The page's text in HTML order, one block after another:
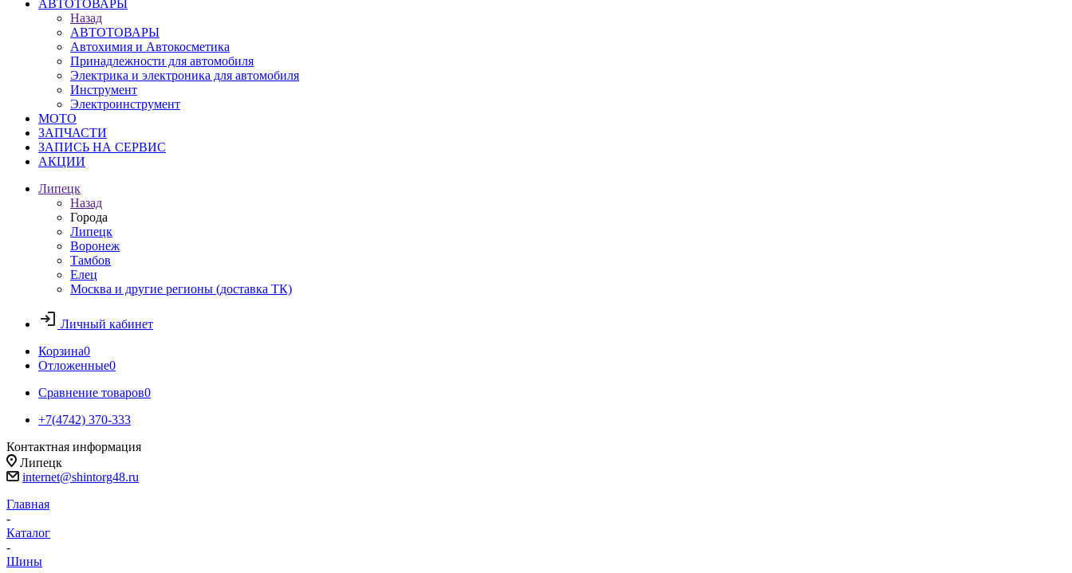
АВТОТОВАРЫ
Назад
АВТОТОВАРЫ
Автохимия и Автокосметика
Принадлежности для автомобиля
Электрика и электроника для автомобиля
Инструмент
Электроинструмент
МОТО
ЗАПЧАСТИ
ЗАПИСЬ НА СЕРВИС
АКЦИИ
Липецк
Назад
Города
Липецк
Воронеж
Тамбов
Елец
Москва и другие регионы (доставка ТК)
Личный кабинет
Корзина0
Отложенные0
Сравнение товаров0
+7(4742) 370-333
Контактная информация
Липецк
internet@shintorg48.ru
Главная
-
Каталог
-
Шины